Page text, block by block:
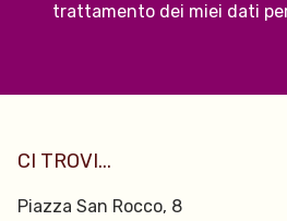
trattamento dei miei dati
CI TROVI...
Piazza San Rocco, 8